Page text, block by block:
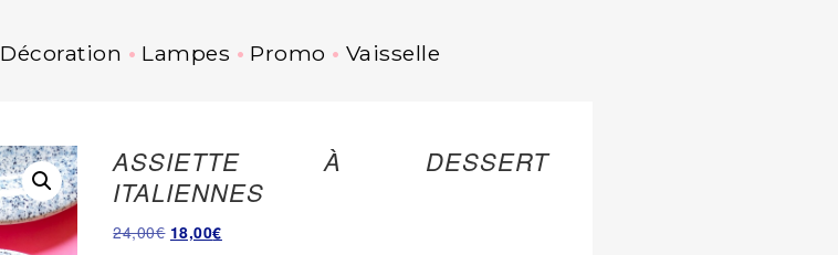
Décoration Lampes Promo Vaisselle
ASSIETTE À DESSERT
ITALIENNES
24,00€ Le
18,00€Le